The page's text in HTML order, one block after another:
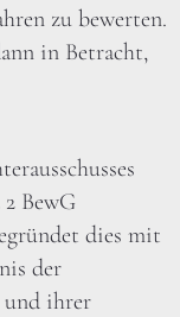
zu bewerten.
in Betracht,
BewG
dies mit
der
und ihrer